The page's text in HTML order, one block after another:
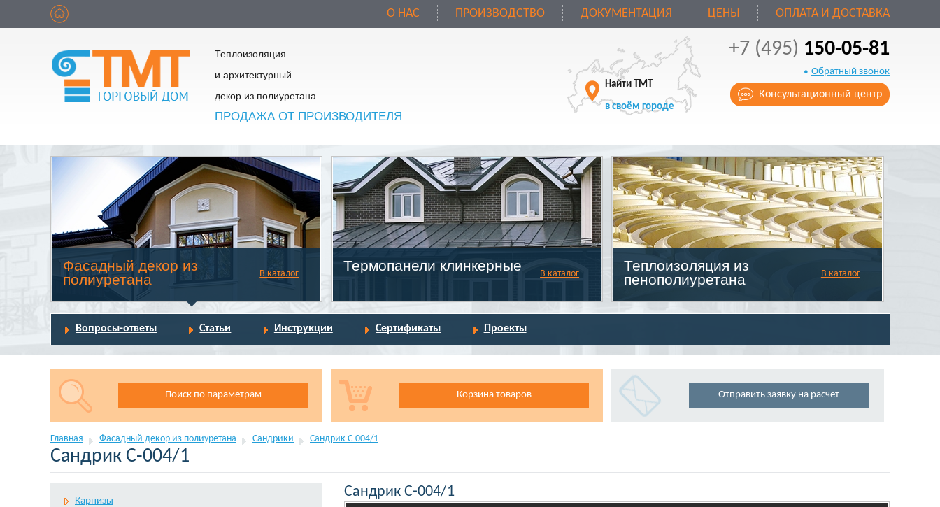
О НАС ПРОИЗВОДСТВО ДОКУМЕНТАЦИЯ ЦЕНЫ ОПЛАТА И ДОСТАВКА
Теплоизоляция
и архитектурный
декор из полиуретана
ПРОДАЖА ОТ ПРОИЗВОДИТЕЛЯ
Найти ТМТ
в своём городе
+7 (495) 150-05-81
Обратный звонок
Консультационный центр
Фасадный декор из
полиуретана
В каталог
Термопанели клинкерные
В каталог
Теплоизоляция из
пенополиуретана
В каталог
Вопросы-ответы Статьи Инструкции Сертификаты Проекты
Поиск по параметрам Корзина товаров Отправить заявку на расчет
Главная Фасадный декор из полиуретана Сандрики Сандрик С-004/1
Сандрик С-004/1
Карнизы
Сандрик С-004/1